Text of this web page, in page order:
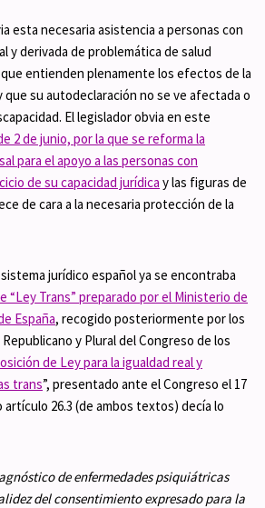
esta necesaria asistencia a personas con
y derivada de problemática de salud
entienden plenamente los efectos de la
su autodeclaración no se ve afectada o
El legislador obvia en este
2 de junio, por la que se reforma la
para el apoyo a las personas con
de su capacidad jurídica y las figuras de
de cara a la necesaria protección de la
jurídico español ya se encontraba
“Ley Trans” preparado por el Ministerio de
España, recogido posteriormente por los
y Plural del Congreso de los
de Ley para la igualdad real y
trans”, presentado ante el Congreso el 17
artículo 26.3 (de ambos textos) decía lo
de enfermedades psiquiátricas
del consentimiento expresado para la